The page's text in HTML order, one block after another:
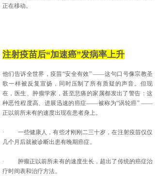
正在移动。
注射疫苗后“加速癌”发病率上升
他们告诉全世界，疫苗“安全有效” ——这句口号像宗教圣
歌一样被反复宣扬，同时压制了所有质疑的声音。但现
在，医生、肿瘤学家，甚至悲痛的家属都发出了警告：这
种恶性程度高、进展迅速的癌症——被称为“涡轮癌” ——
正以前所未有的速度出现在患者身上。
· 一些健康人，有些才刚刚二三十岁，在注射疫苗仅仅
几个月后就被诊断出患有晚期癌症。
· 肿瘤正以前所未有的速度生长，超出了传统的癌症治
疗时间表和治疗方法。